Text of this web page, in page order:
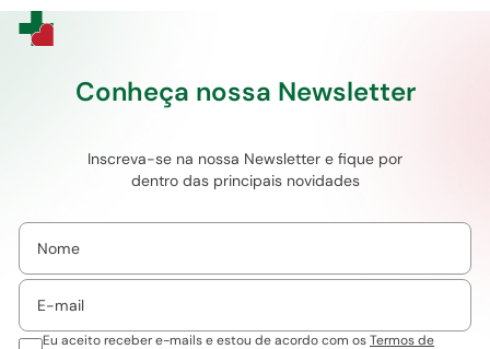
Conheça nossa Newsletter
Inscreva-se na nossa Newsletter e fique por
dentro das principais novidades
Eu aceito receber e-mails e estou de acordo com osTermos de